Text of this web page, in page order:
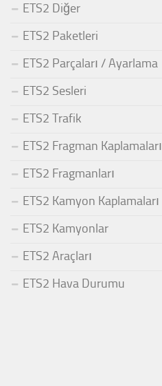
ETS2 Diğer
ETS2 Paketleri
ETS2 Parçaları / Ayarlama
ETS2 Sesleri
ETS2 Trafik
ETS2 Fragman Kaplamaları
ETS2 Fragmanları
ETS2 Kamyon Kaplamaları
ETS2 Kamyonlar
ETS2 Araçları
ETS2 Hava Durumu